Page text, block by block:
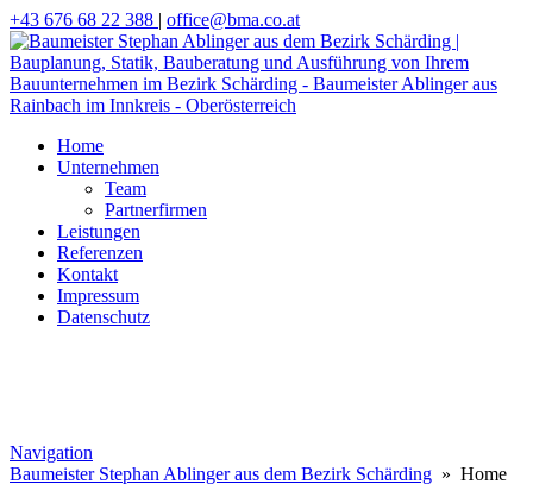
+43 676 68 22 388 | office@bma.co.at
Home
Unternehmen
Team
Partnerfirmen
Leistungen
Referenzen
Kontakt
Impressum
Datenschutz
Navigation
Baumeister Stephan Ablinger aus dem Bezirk Schärding » Home